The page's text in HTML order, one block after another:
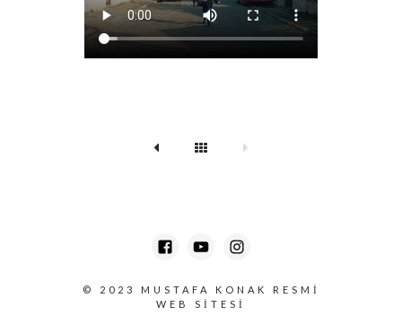
© 2023
MUSTAFA KONAK RESMI
WEB SITESI